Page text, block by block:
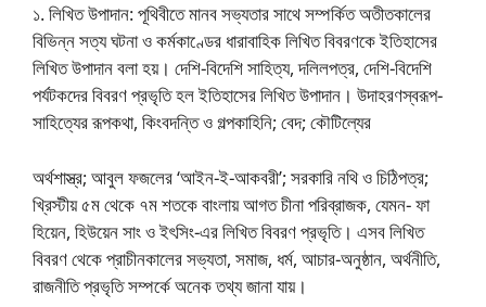
১. লিখিত উপাদান: পূথিবীতে মানব সভ্যতার সাথে সম্পর্কিত অতীতকালের
বিভিন্ন সত্য ঘটনা ও কর্মকাণ্ডের ধারাবাহিক লিখিত বিবরণকে ইতিহাসের
লিখিত উপাদান বলা হয়। দেশি-বিদেশি সাহিত্য, দলিলপত্র, দেশি-বিদেশি
পর্যটকদের বিবরণ প্রভৃতি হল ইতিহাসের লিখিত উপাদান। উদাহরণস্বরূপ-
সাহিত্যের রূপকথা, কিংবদন্তি ও গল্পকাহিনি; বেদ; কৌটিল্যের
অর্থশাস্ত্র; আবুল ফজলের ‘আইন-ই-আকবরী’; সরকারি নথি ও চিঠিপত্র;
খ্রিস্টীয় ৫ম থেকে ৭ম শতকে বাংলায় আগত চীনা পরিব্রাজক, যেমন- ফা
হিয়েন, হিউয়েন সাং ও ইৎসিং-এর লিখিত বিবরণ প্রভৃতি। এসব লিখিত
বিবরণ থেকে প্রাচীনকালের সভ্যতা, সমাজ, ধর্ম, আচার-অনুষ্ঠান, অর্থনীতি,
রাজনীতি প্রভৃতি সম্পর্কে অনেক তথ্য জানা যায়।